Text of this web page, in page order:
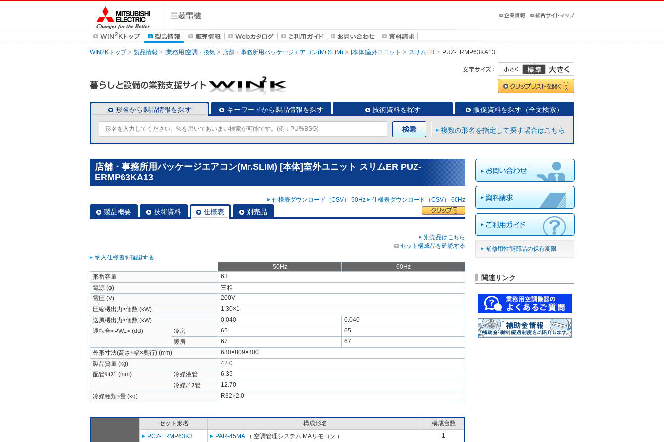
WIN2Kトップ 製品情報 [業務用]空調・換気 店舗・事務所用パッケージエアコン(Mr.SLIM) [本体]室外ユニット スリムER PUZ-ERMP63KA13
形名から製品情報を探す キーワードから製品情報を探す 技術資料を探す 販促資料を探す（全文検索）
複数の形名を指定して探す場合はこちら
店舗・事務所用パッケージエアコン(Mr.SLIM) [本体]室外ユニット スリムER PUZ-
ERMP63KA13
仕様表ダウンロード（CSV） 50Hz 仕様表ダウンロード（CSV） 60Hz
製品概要 技術資料 仕様表 別売品
別売品はこちら
セット構成品を確認する
納入仕様書を確認する
50Hz
60Hz
形番容量
63
電源 (φ)
三相
電圧 (V)
200V
圧縮機出力×個数 (kW)
1.30×1
送風機出力×個数 (kW)
0.040
0.040
運転音<PWL> (dB)
冷房 65
65
暖房
67
67
外形寸法(高さ×幅×奥行) (mm)
630×809×300
製品質量 (kg)
42.0
配管ｻｲｽﾞ (mm)
冷媒液管
6.35
冷媒ｶﾞｽ管
12.70
冷媒種類×量 (kg)
R32×2.0
セット形名 構成形名
構成台数
PCZ-ERMP63K3
PAR-45MA （ 空調管理システム MAリモコン ） 1
補修用性能部品の保有期限
関連リンク